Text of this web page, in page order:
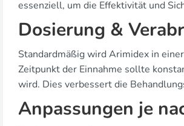
essenziell, um die Effektivität und
Dosierung &
Standardmäßig wird Arimidex in
Zeitpunkt der Einnahme sollte
wird. Dies verbessert die
Anpassungen je